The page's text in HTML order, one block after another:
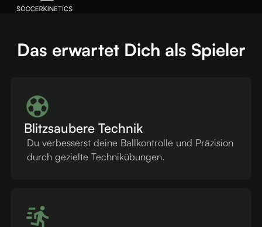
Das erwartet Dich als Spieler
Blitzsaubere Technik
Du verbesserst deine Ballkontrolle und Präzision
durch gezielte Technikübungen.